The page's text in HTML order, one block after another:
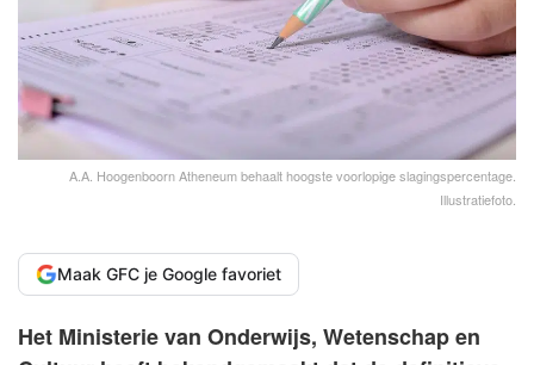
A.A. Hoogenboorn Atheneum behaalt hoogste voorlopige slagingspercentage.
Illustratiefoto.
Maak GFC je Google favoriet
Het Ministerie van Onderwijs, Wetenschap en